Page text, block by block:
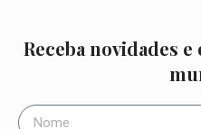
Receba novidades